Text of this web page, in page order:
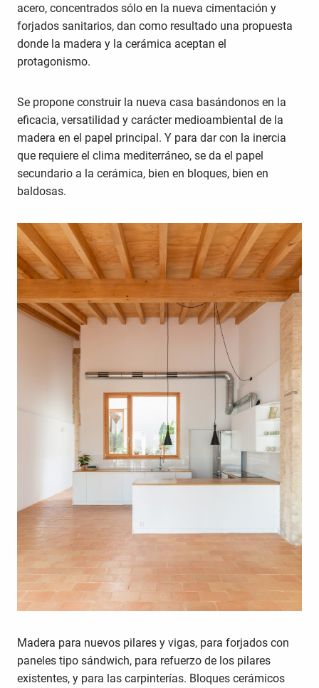
acero, concentrados sólo en la nueva cimentación y
forjados sanitarios, dan como resultado una propuesta
donde la madera y la cerámica aceptan el
protagonismo.
Se propone construir la nueva casa basándonos en la
eficacia, versatilidad y carácter medioambiental de la
madera en el papel principal. Y para dar con la inercia
que requiere el clima mediterráneo, se da el papel
secundario a la cerámica, bien en bloques, bien en
baldosas.
Madera para nuevos pilares y vigas, para forjados con
paneles tipo sándwich, para refuerzo de los pilares
existentes, y para las carpinterías. Bloques cerámicos